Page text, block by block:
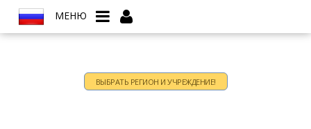
МЕНЮ
ВЫБРАТЬ РЕГИОН И УЧРЕЖДЕНИЕ!